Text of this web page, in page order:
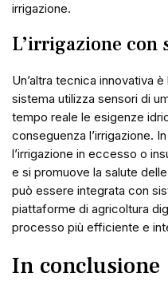
irrigazione.
L’irrigazione con
Un’altra tecnica innovativa
sistema utilizza sensori di
tempo reale le esigenze
conseguenza l’irrigazione.
l’irrigazione in eccesso o
e si promuove la salute
può essere integrata con
piattaforme di agricoltura
processo più efficiente e
In conclusione